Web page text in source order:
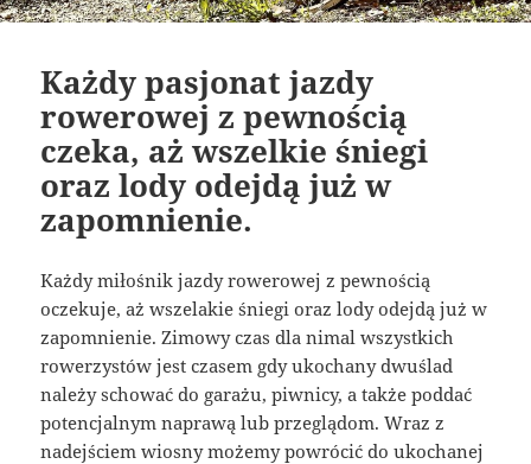
Każdy pasjonat jazdy
rowerowej z pewnością
czeka, aż wszelkie śniegi
oraz lody odejdą już w
zapomnienie.
Każdy miłośnik jazdy rowerowej z pewnością
oczekuje, aż wszelakie śniegi oraz lody odejdą już w
zapomnienie. Zimowy czas dla nimal wszystkich
rowerzystów jest czasem gdy ukochany dwuślad
należy schować do garażu, piwnicy, a także poddać
potencjalnym naprawą lub przeglądom. Wraz z
nadejściem wiosny możemy powrócić do ukochanej